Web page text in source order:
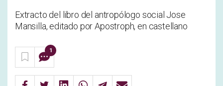
Extracto del libro del antropólogo social Jose
Mansilla, editado por Apostroph, en castellano
1